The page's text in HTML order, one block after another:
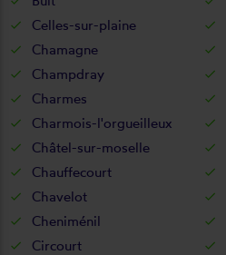
Celles-sur-plaine
Chamagne
Champdray
Charmes
Charmois-l'orgueilleux
Châtel-sur-moselle
Chauffecourt
Chavelot
Cheniménil
Circourt